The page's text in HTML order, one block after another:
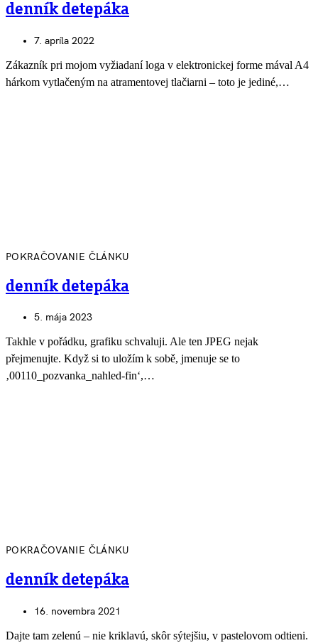
denník detepáka
7. apríla 2022
Zákazník pri mojom vyžiadaní loga v elektronickej forme mával A4
hárkom vytlačeným na atramentovej tlačiarni – toto je jediné,…
POKRAČOVANIE ČLÁNKU
denník detepáka
5. mája 2023
Takhle v pořádku, grafiku schvaluji. Ale ten JPEG nejak
přejmenujte. Když si to uložím k sobě, jmenuje se to
‚00110_pozvanka_nahled-fin‘,…
POKRAČOVANIE ČLÁNKU
denník detepáka
16. novembra 2021
Dajte tam zelenú – nie kriklavú, skôr sýtejšiu, v pastelovom odtieni.